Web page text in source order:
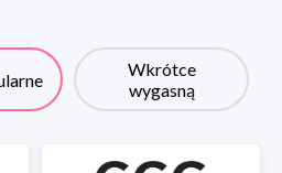
Wkrótce
wygasną